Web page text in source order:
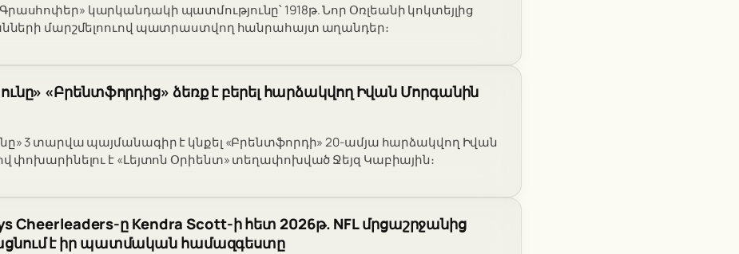
կարկանդակի պատմությունը՝ 1918թ. Նոր Օռլեանի կոկտեյլից
մարշմելոուով պատրաստվող հանրահայտ աղանդեր։
«Բրենտֆորդից» ձեռք է բերել հարձակվող Իվան Մորգանին
3 տարվա պայմանագիր է կնքել «Բրենտֆորդի» 20-ամյա հարձակվող Իվան
փոխարինելու է «Լեյտոն Օրիենտ» տեղափոխված Ջեյզ Կաբիային։
Cheerleaders-ը Kendra Scott-ի հետ 2026թ. NFL մրցաշրջանից
է իր պատմական համազգեստը